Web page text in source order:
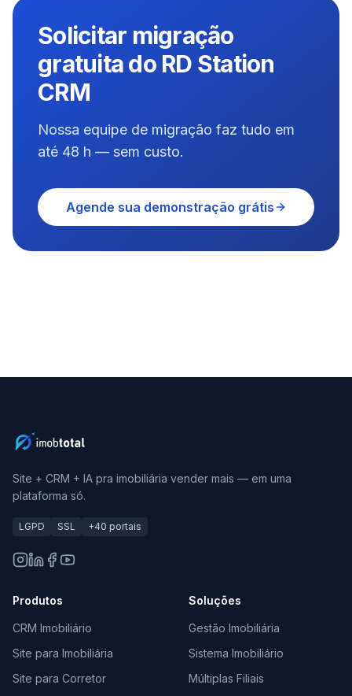
Solicitar migração
gratuita do RD Station
CRM
Nossa equipe de migração faz tudo em
até 48 h — sem custo.
Agende sua demonstração grátis
Site + CRM + IA pra imobiliária vender mais — em uma
plataforma só.
LGPD SSL +40 portais
Produtos
CRM Imobiliário
Site para Imobiliária
Site para Corretor
Soluções
Gestão Imobiliária
Sistema Imobiliário
Múltiplas Filiais